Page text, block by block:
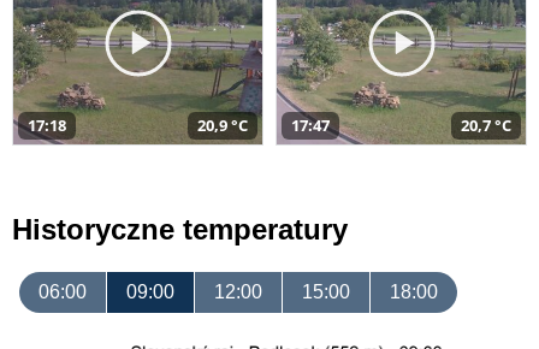
17:18 20,9 °C 17:47 20,7 °C
Historyczne temperatury
06:00 09:00 12:00 15:00 18:00